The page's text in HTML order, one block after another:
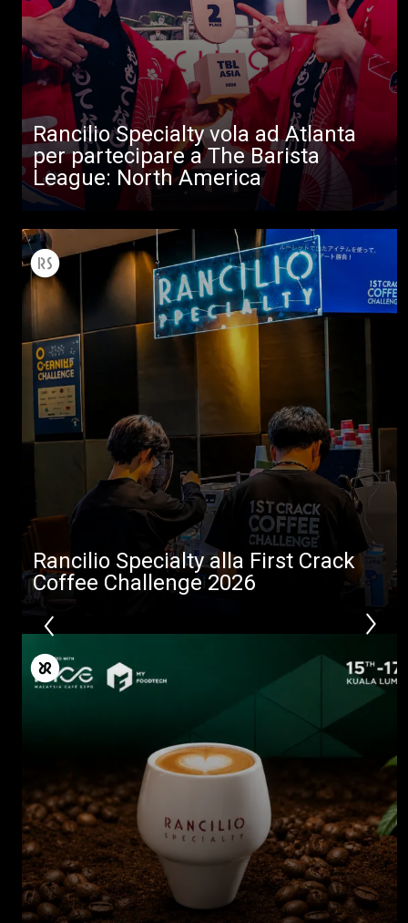
Rancilio Specialty vola ad Atlanta
per partecipare a The Barista
League: North America
Rancilio Specialty alla First Crack
Coffee Challenge 2026
Tutti
Prodotti
News
Download
Altro